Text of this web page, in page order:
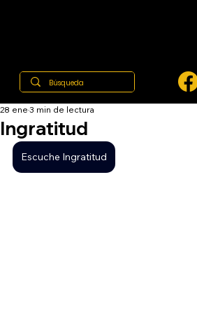
Ingratitud
28 ene 3 min de lectura
Escuche Ingratitud